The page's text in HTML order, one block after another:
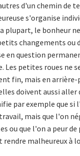
d'un chemin de
s'organise
plupart, le bonheur
changements ou
en question
Les petites roues ne
fin, mais en arrière-
doivent aussi aller
par exemple que si
mais que l'on
ou que l'on a peur de
rendre malheureux à